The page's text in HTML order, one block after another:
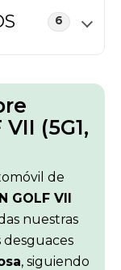
6
(5G1,
de
GOLF VII
nuestras
desguaces
, siguiendo